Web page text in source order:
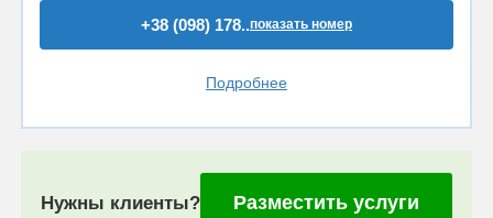
+38 (098) 178..показать номер
Подробнее
Нужны клиенты? Разместить услуги